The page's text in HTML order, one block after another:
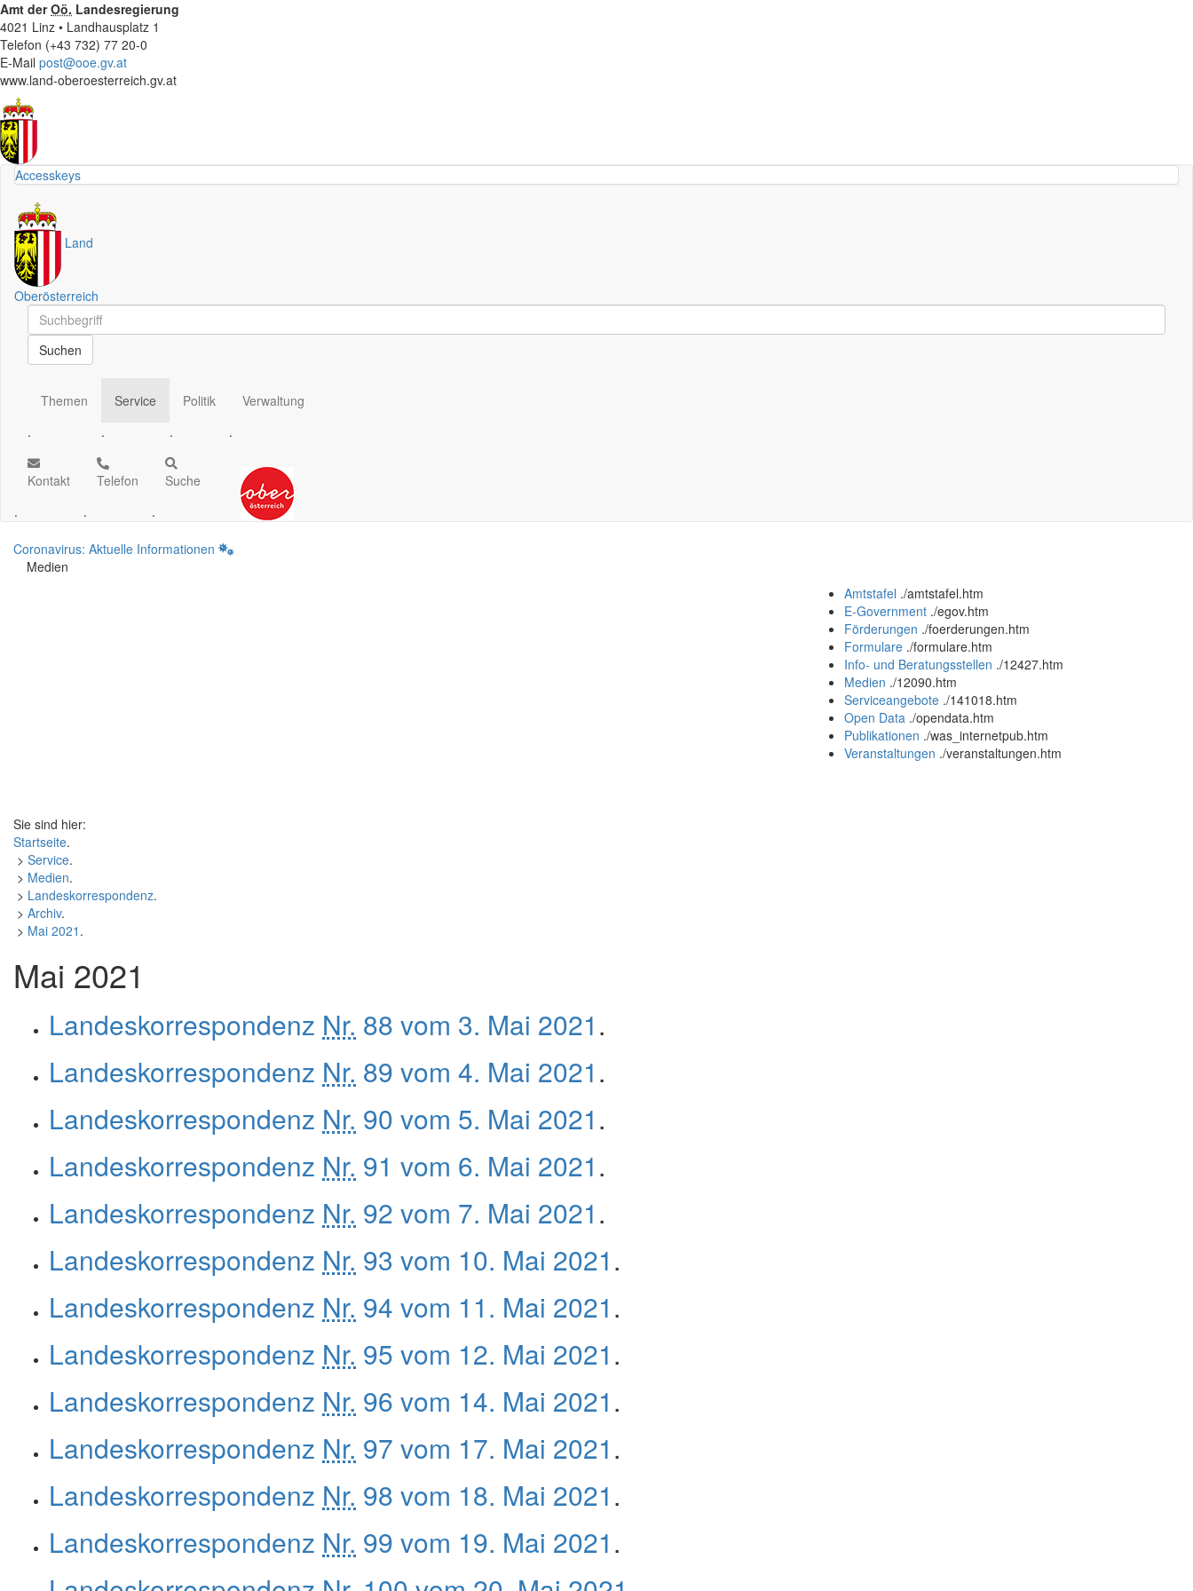
Amt derOö. Landesregierung
4021 Linz • Landhausplatz 1
Telefon (+43 732) 77 20-0
E-Mail post@ooe.gv.at
www.land-oberoesterreich.gv.at
Accesskeys
Land
Oberösterreich
Schnellsuche
Schnellsuche
Suchen
Themen
.
Service
.
Politik
.
Verwaltung
.
Kontakt
.
Telefon
.
Suche
.
Coronavirus: Aktuelle Informationen
Medien
Amtstafel ./amtstafel.htm
E-Government ./egov.htm
Förderungen ./foerderungen.htm
Formulare ./formulare.htm
Info- und Beratungsstellen ./12427.htm
Medien ./12090.htm
Serviceangebote ./141018.htm
Open Data ./opendata.htm
Publikationen ./was_internetpub.htm
Veranstaltungen ./veranstaltungen.htm
Sie sind hier:
Startseite.
> Service.
> Medien.
> Landeskorrespondenz.
> Archiv.
> Mai 2021 .
Mai 2021
Landeskorrespondenz Nr. 88 vom 3. Mai 2021.
Landeskorrespondenz Nr. 89 vom 4. Mai 2021.
Landeskorrespondenz Nr. 90 vom 5. Mai 2021.
Landeskorrespondenz Nr. 91 vom 6. Mai 2021.
Landeskorrespondenz Nr. 92 vom 7. Mai 2021.
Landeskorrespondenz Nr. 93 vom 10. Mai 2021.
Landeskorrespondenz Nr. 94 vom 11. Mai 2021.
Landeskorrespondenz Nr. 95 vom 12. Mai 2021.
Landeskorrespondenz Nr. 96 vom 14. Mai 2021.
Landeskorrespondenz Nr. 97 vom 17. Mai 2021.
Landeskorrespondenz Nr. 98 vom 18. Mai 2021.
Landeskorrespondenz Nr. 99 vom 19. Mai 2021.